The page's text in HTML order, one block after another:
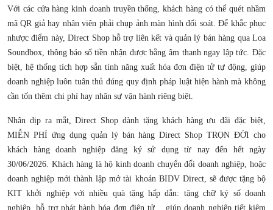
Với các cửa hàng kinh doanh truyền thống, khách hàng có thể quét nhầm
mã QR giả hay nhân viên phải chụp ảnh màn hình đối soát. Để khắc phục
nhược điểm này, Direct Shop hỗ trợ liên kết và quản lý bán hàng qua Loa
Soundbox, thông báo số tiền nhận được bằng âm thanh ngay lập tức. Đặc
biệt, hệ thống tích hợp sẵn tính năng xuất hóa đơn điện tử tự động, giúp
doanh nghiệp luôn tuân thủ đúng quy định pháp luật hiện hành mà không
cần tốn thêm chi phí hay nhân sự vận hành riêng biệt.
Nhân dịp ra mắt, Direct Shop dành tặng khách hàng ưu đãi đặc biệt,
MIỄN PHÍ ứng dụng quản lý bán hàng Direct Shop TRỌN ĐỜI cho
khách hàng doanh nghiệp đăng ký sử dụng từ nay đến hết ngày
30/06/2026. Khách hàng là hộ kinh doanh chuyển đổi doanh nghiệp, hoặc
doanh nghiệp mới thành lập mở tài khoản BIDV Direct, sẽ được tặng bộ
KIT khởi nghiệp với nhiều quà tặng hấp dẫn: tặng chữ ký số doanh
nghiệp, hỗ trợ phát hành hóa đơn điện tử,…giúp doanh nghiệp tiết kiệm